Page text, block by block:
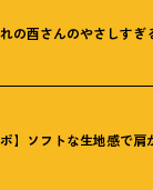
の酉さんのやさしす
ポ】ソフトな生地感で